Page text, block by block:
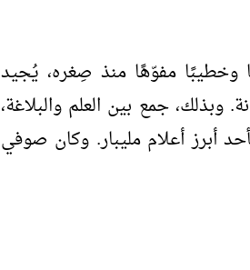
وخطيبًا مفوّهًا منذ صِغره، يُجيد
وبذلك، جمع بين العلم والبلاغة،
أبرز أعلام مليبار. وكان صوفي